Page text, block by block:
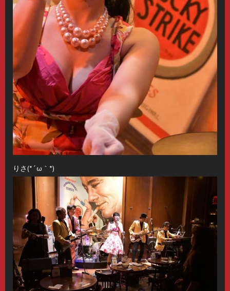
りさ(*´ω｀*)